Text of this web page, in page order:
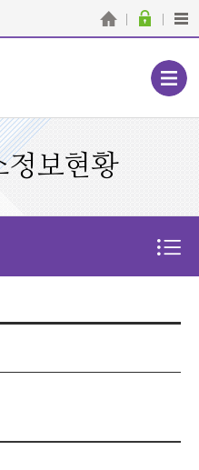
정보현황